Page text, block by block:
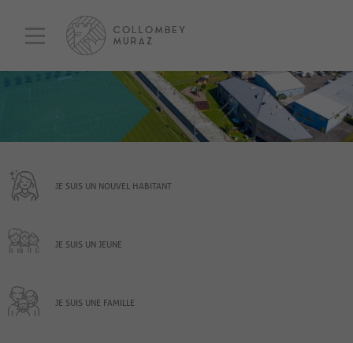
JE SUIS UN NOUVEL HABITANT
JE SUIS UN JEUNE
JE SUIS UNE FAMILLE